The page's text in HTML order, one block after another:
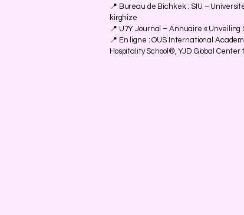
📍 Bureau de Bichkek : SIU –
kirghize
📍 U7Y Journal – Annuaire « Unveiling
📍 En ligne : OUS International
Hospitality School®, YJD Global Center